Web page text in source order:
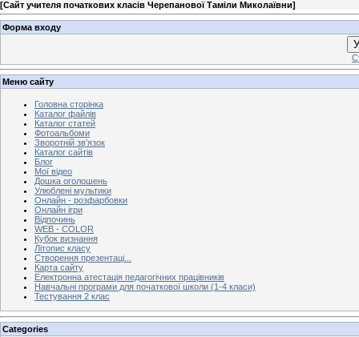
[Сайт учителя початкових класів Черепанової Таміли Миколаївни]
Форма входу
Меню сайту
Головна сторінка
Каталог файлів
Каталог статей
Фотоальбоми
Зворотній зв'язок
Каталог сайтів
Блог
Мої відео
Дошка оголошень
Улюблені мультики
Онлайн - розфарбовки
Онлайн ігри
Відпочинь
WEB - COLOR
Кубок визнання
Літопис класу
Створення презентаці...
Карта сайту
Електронна атестація педагогічних працівників
Навчальні програми для початкової школи (1-4 класи)
Тестування 2 клас
Categories